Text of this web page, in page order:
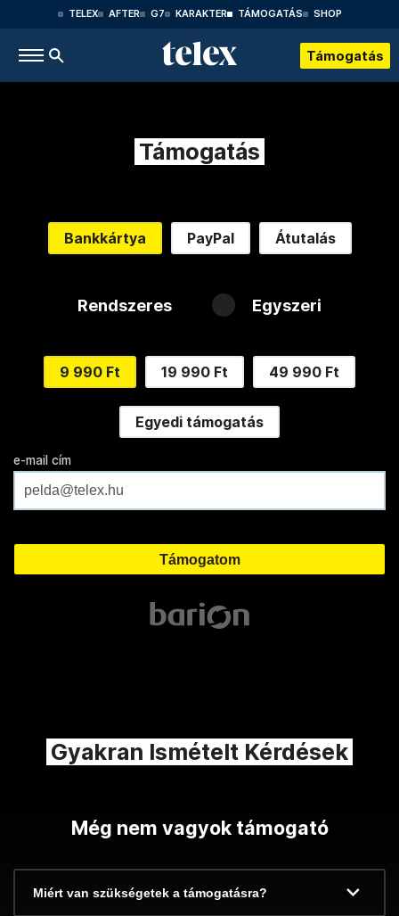
TELEX AFTER G7 KARAKTER TÁMOGATÁS SHOP
Támogatás
Támogatás
Bankkártya PayPal Átutalás
Rendszeres Egyszeri
9 990 Ft 19 990 Ft 49 990 Ft
Egyedi támogatás
e-mail cím
Gyakran Ismételt Kérdések
Még nem vagyok támogató
Miért van szükségetek a támogatásra?